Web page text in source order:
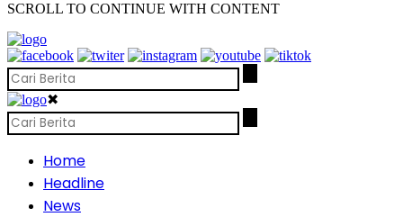
SCROLL TO CONTINUE WITH CONTENT
✖
Home
Headline
News